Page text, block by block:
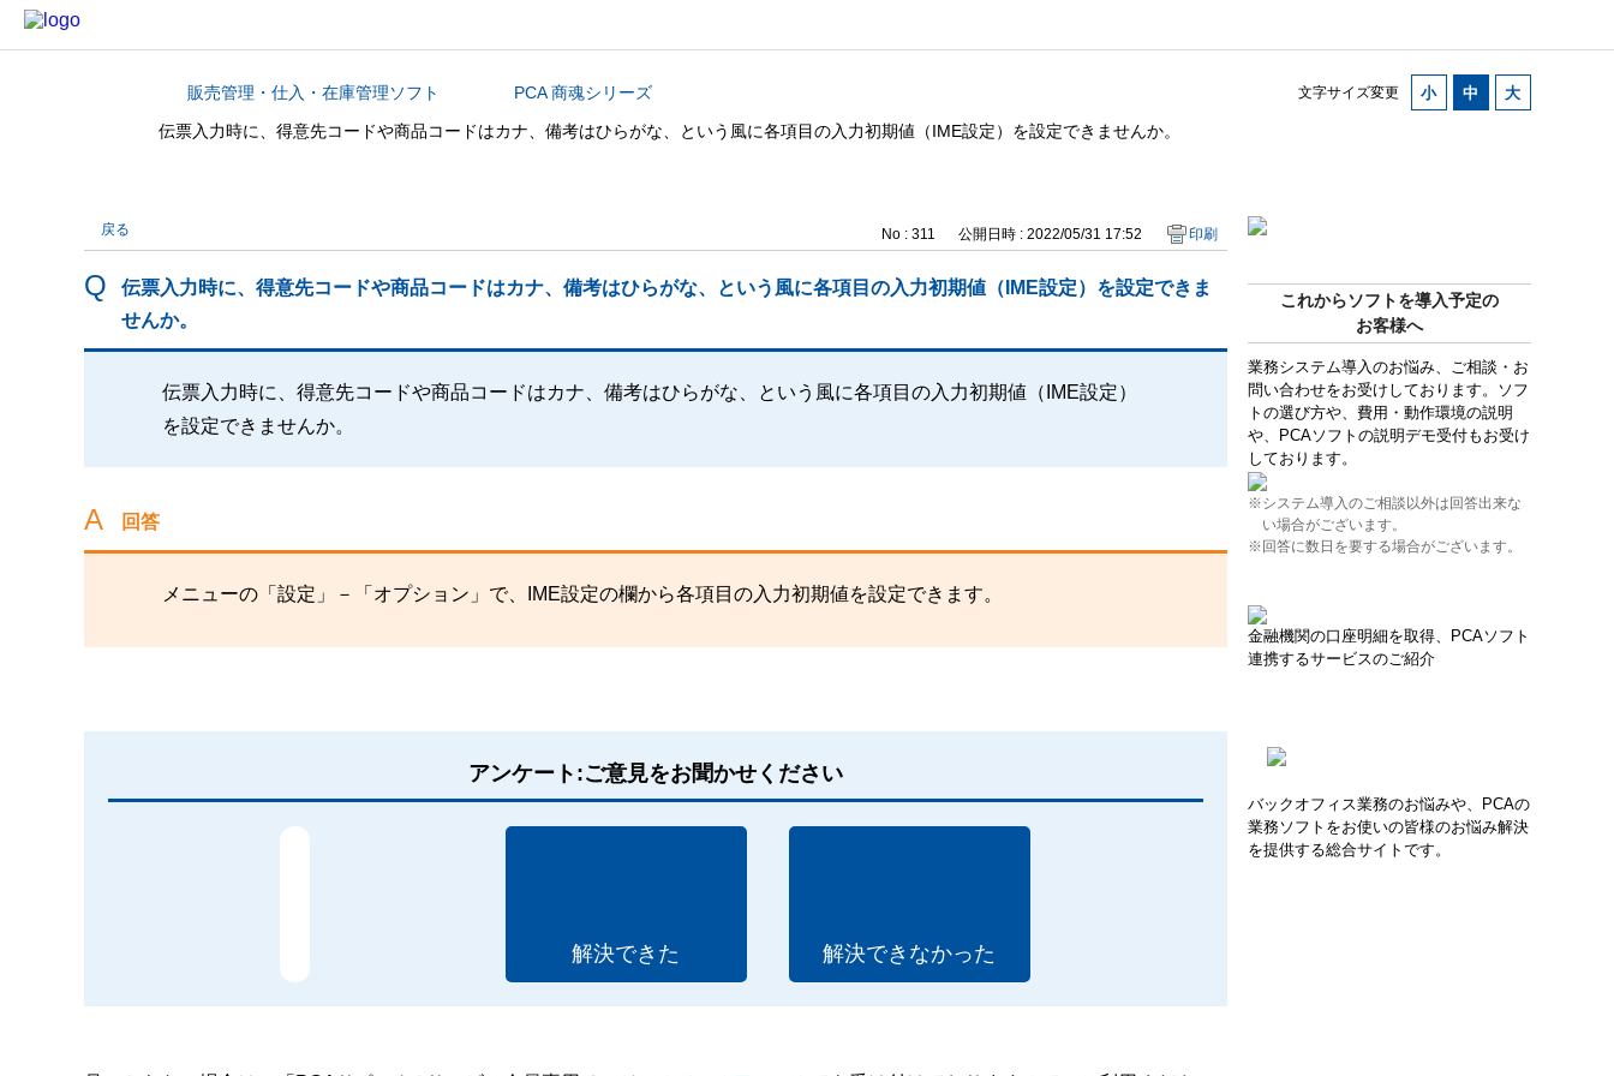
文字サイズ変更
カテゴリから探す販売管理・仕入・在庫管理ソフト
PCA 商魂シリーズ
伝票入力時に、得意先コードや商品コードはカナ、備考はひらがな、という風に各項目の入力初期値（IME設定）を設定できませんか。
これからソフトを導入予定の
お客様へ
業務システム導入のお悩み、ご相談・お
問い合わせをお受けしております。ソフ
トの選び方や、費用・動作環境の説明
や、PCAソフトの説明デモ受付もお受け
しております。
※システム導入のご相談以外は回答出来な
い場合がございます。
※回答に数日を要する場合がございます。
金融機関の口座明細を取得、PCAソフト
連携するサービスのご紹介
バックオフィス業務のお悩みや、PCAの
業務ソフトをお使いの皆様のお悩み解決
を提供する総合サイトです。
戻る No : 311 公開日時 : 2022/05/31 17:52 印刷
伝票入力時に、得意先コードや商品コードはカナ、備考はひらがな、という風に各項目の入力初期値（IME設定）を設定できま
せんか。
伝票入力時に、得意先コードや商品コードはカナ、備考はひらがな、という風に各項目の入力初期値（IME設定）
を設定できませんか。
回答
メニューの「設定」－「オプション」で、IME設定の欄から各項目の入力初期値を設定できます。
アンケート:ご意見をお聞かせください
解決できた 解決できなかった